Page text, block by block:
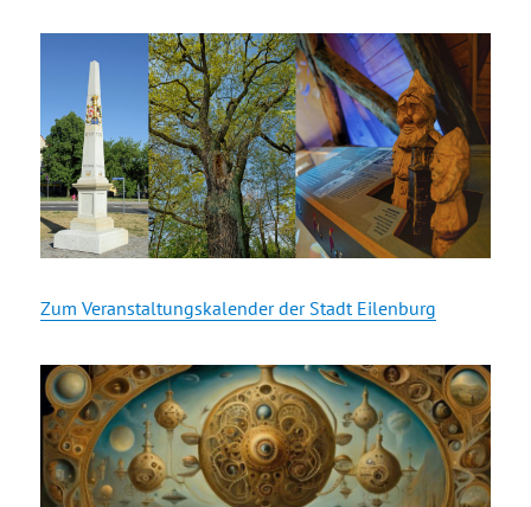
Zum Veranstaltungskalender der Stadt Eilenburg